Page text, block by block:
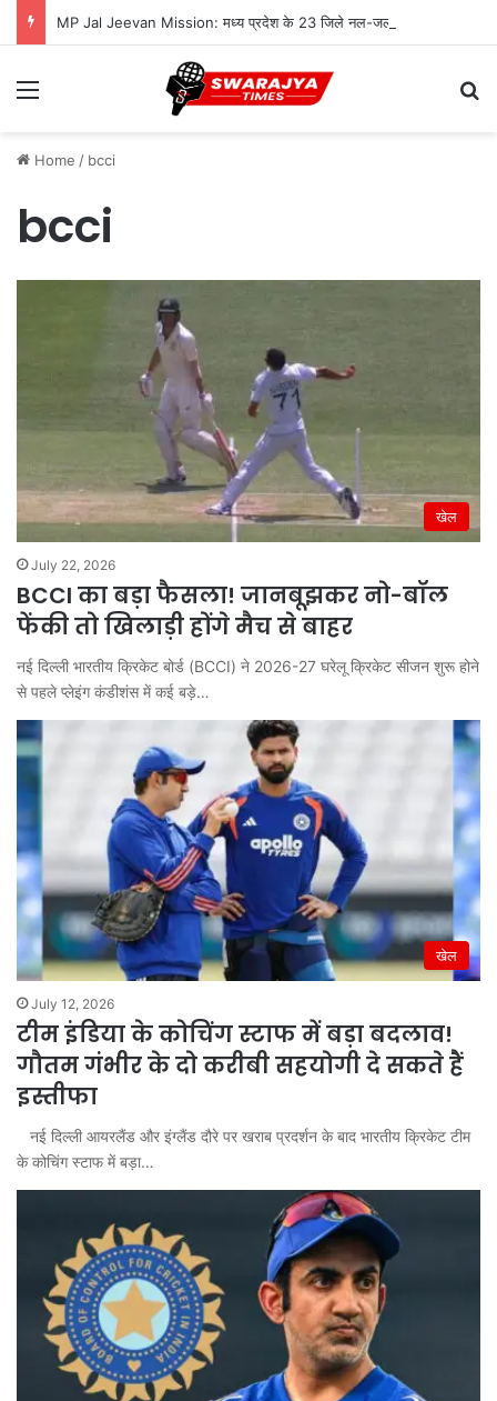
Menu
Home / bcci
bcci
खेल
July 22, 2026
BCCI का बड़ा फैसला! जानबूझकर नो-बॉल
फेंकी तो खिलाड़ी होंगे मैच से बाहर
नई दिल्ली भारतीय क्रिकेट बोर्ड (BCCI) ने 2026-27 घरेलू क्रिकेट सीजन शुरू होने
से पहले प्लेइंग कंडीशंस में कई बड़े…
खेल
July 12, 2026
टीम इंडिया के कोचिंग स्टाफ में बड़ा बदलाव!
गौतम गंभीर के दो करीबी सहयोगी दे सकते हैं
इस्तीफा
नई दिल्ली आयरलैंड और इंग्लैंड दौरे पर खराब प्रदर्शन के बाद भारतीय क्रिकेट टीम
के कोचिंग स्टाफ में बड़ा…